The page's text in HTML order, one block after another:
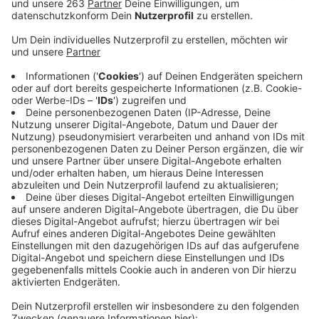
kommenden Jahren vollkommen verändern. Auf dem
Rathaus und REWE entsteht ein ganz neues Zentrum.
Dafür werden alte Gebäude abgerissen und neue
Wohn- und Geschäftshäuser gebaut. Grün- und
Parkflächen sowie Gastronomie wird es ebenfalls
geben. An den Planungen hatten sich viele
Neunkirchener beteiligt und Ideen eingebracht. Man
wolle auch in der Zukunft ein breites
Einzelhandelsangebot vor Ort sicherstellen, so
Bürgermeister Dr. Bernhard Baumann gegenüber Radio
Siegen. Der offizielle Startschuss für die
Umgestaltung fällt heute um 16 Uhr, dann beginnt auf
dem Rathausplatz die Abrissparty. Es gibt u.a. Musik,
Aktivitäten für Familien und eine Friedensaktion für die
Ukraine. Um 18 Uhr wird auch NRW-Heimatministerin